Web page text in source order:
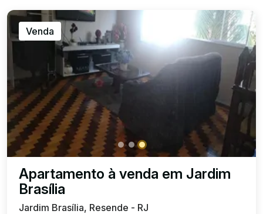
Venda
Apartamento à venda em Jardim
Brasília
Jardim Brasília, Resende - RJ